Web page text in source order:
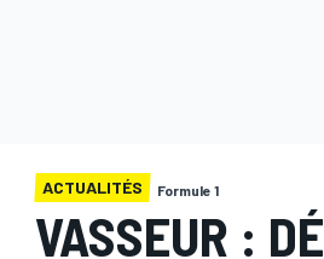
ACTUALITÉS Formule 1
VASSEUR :